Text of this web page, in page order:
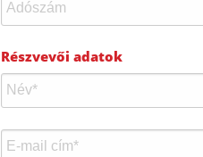
Részvevői adatok